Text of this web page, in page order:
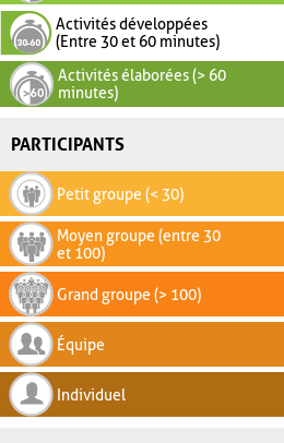
Activités développées
(Entre 30 et 60 minutes)
Activités élaborées (> 60
minutes)
PARTICIPANTS
Petit groupe (< 30)
Moyen groupe (entre 30
et 100)
Grand groupe (> 100)
Équipe
Individuel